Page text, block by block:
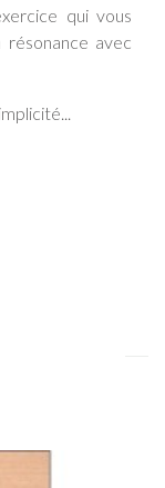
qui vous
avec